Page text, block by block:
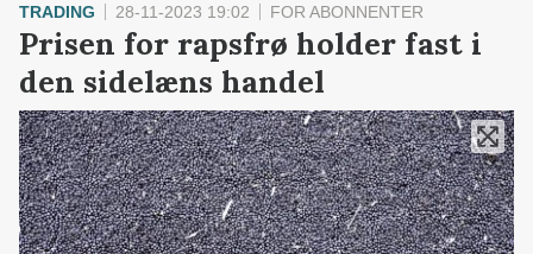
TRADING 28-11-2023 19:02 FOR ABONNENTER
Prisen for rapsfrø holder fast i
den sidelæns handel